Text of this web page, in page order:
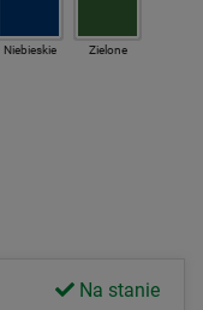
Niebieskie Zielone
Na stanie